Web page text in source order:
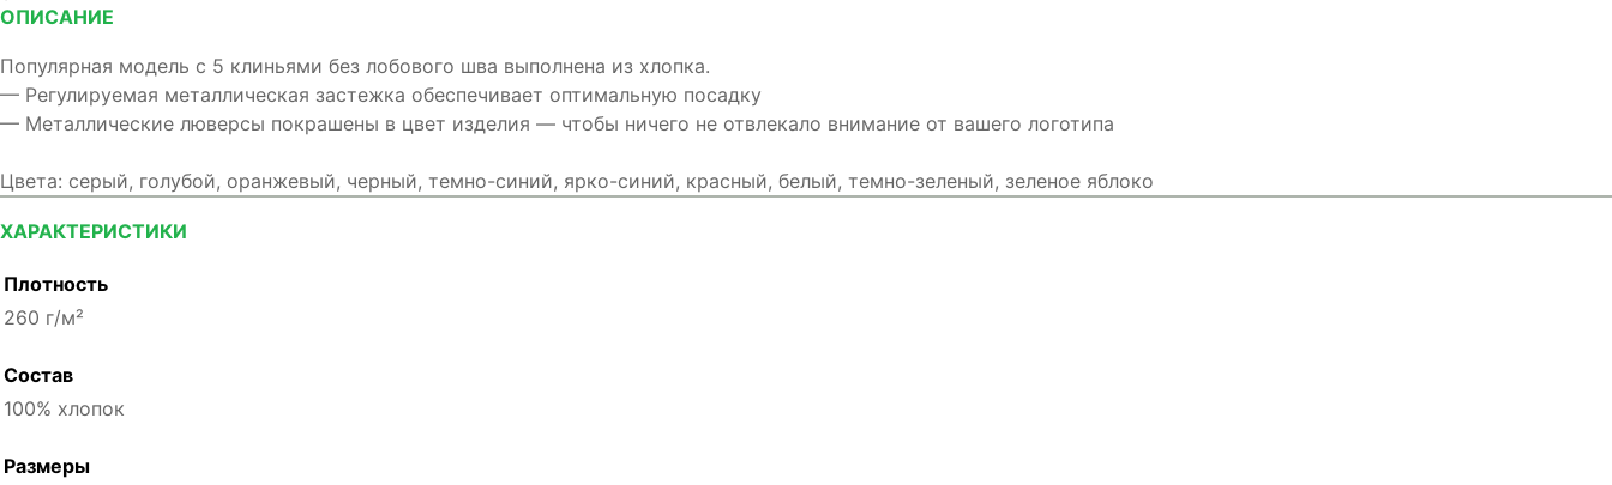
ОПИСАНИЕ
Популярная модель с 5 клиньями без лобового шва выполнена из хлопка.
— Регулируемая металлическая застежка обеспечивает оптимальную посадку
— Металлические люверсы покрашены в цвет изделия — чтобы ничего не отвлекало внимание от вашего логотипа
Цвета: серый, голубой, оранжевый, черный, темно-синий, ярко-синий, красный, белый, темно-зеленый, зеленое яблоко
ХАРАКТЕРИСТИКИ
Плотность
260 г/м²
Состав
100% хлопок
Размеры